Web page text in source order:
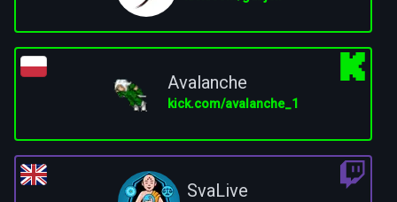
Avalanche
kick.com/avalanche_1
SvaLive